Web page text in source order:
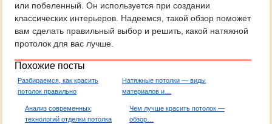
или побеленный. Он используется при создании
классических интерьеров. Надеемся, такой обзор поможет
вам сделать правильный выбор и решить, какой натяжной
протолок для вас лучше.
Похожие посты
Разбираемся, как красить
потолок правильно
Натяжные потолки — виды
материалов и…
Анализ современных
технологий отделки потолка
Чем лучше красить потолок —
обзор…